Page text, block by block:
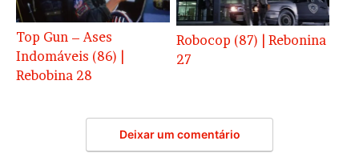
Top Gun – Ases
Indomáveis (86) |
Rebobina 28
Robocop (87) | Rebonina
27
Deixar um comentário